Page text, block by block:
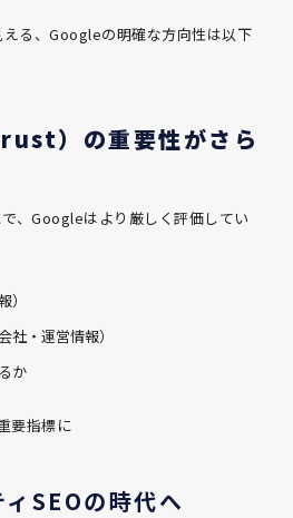
る、Googleの明確な方向性は以下
）の重要性がさら
、Googleはより厳しく評価してい
社・運営情報）
か
要指標に
SEOの時代へ